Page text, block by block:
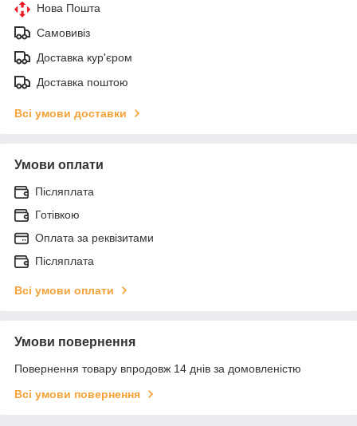
Нова Пошта
Самовивіз
Доставка кур'єром
Доставка поштою
Всі умови доставки
Умови оплати
Післяплата
Готівкою
Оплата за реквізитами
Післяплата
Всі умови оплати
Умови повернення
Повернення товару впродовж 14 днів за домовленістю
Всі умови повернення